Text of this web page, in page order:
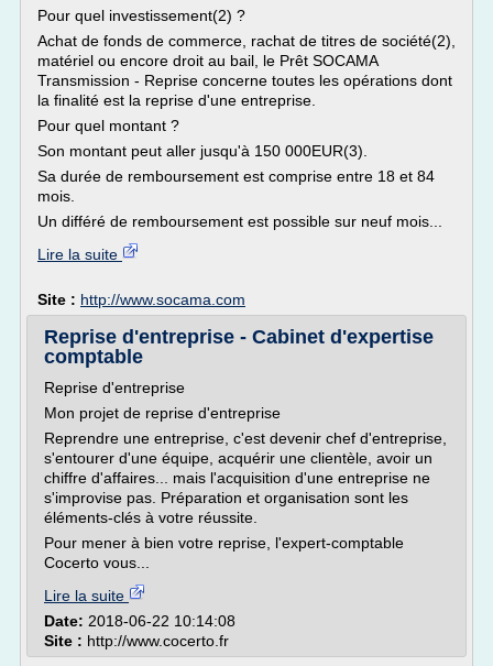
Pour quel investissement(2) ?
Achat de fonds de commerce, rachat de titres de société(2),
matériel ou encore droit au bail, le Prêt SOCAMA
Transmission - Reprise concerne toutes les opérations dont
la finalité est la reprise d'une entreprise.
Pour quel montant ?
Son montant peut aller jusqu'à 150 000EUR(3).
Sa durée de remboursement est comprise entre 18 et 84
mois.
Un différé de remboursement est possible sur neuf mois...
Lire la suite
Site : http://www.socama.com
Reprise d'entreprise - Cabinet d'expertise
comptable
Reprise d'entreprise
Mon projet de reprise d'entreprise
Reprendre une entreprise, c'est devenir chef d'entreprise,
s'entourer d'une équipe, acquérir une clientèle, avoir un
chiffre d'affaires... mais l'acquisition d'une entreprise ne
s'improvise pas. Préparation et organisation sont les
éléments-clés à votre réussite.
Pour mener à bien votre reprise, l'expert-comptable
Cocerto vous...
Lire la suite
Date: 2018-06-22 10:14:08
Site : http://www.cocerto.fr